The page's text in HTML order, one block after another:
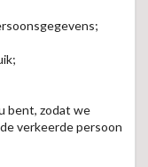
bent, zodat we
verkeerde persoon